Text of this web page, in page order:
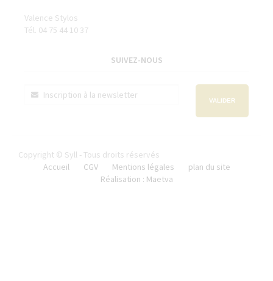
Valence Stylos
Tél. 04 75 44 10 37
SUIVEZ-NOUS
VALIDER
Copyright © Syll - Tous droits réservés
Accueil
CGV Mentions légales
plan du site
Réalisation : Maetva